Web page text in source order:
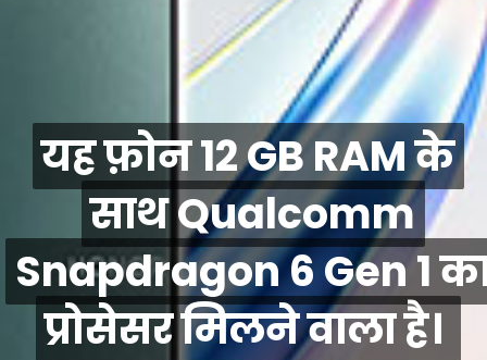
यह फ़ोन 12 GB RAM के
साथ Qualcomm
Snapdragon 6 Gen 1
प्रोसेसर मिलने वाला है।
यह फ़ोन 12 GB RAM के
साथ Qualcomm
Snapdragon 6 Gen 1
प्रोसेसर मिलने वाला है।